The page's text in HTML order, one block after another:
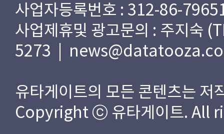
사업자등록번호 : 312-86-
사업제휴및 광고문의 : 주지숙
5273 |
유타게이트의 모든 콘텐츠는 저
Copyright ⓒ 유타게이트. All